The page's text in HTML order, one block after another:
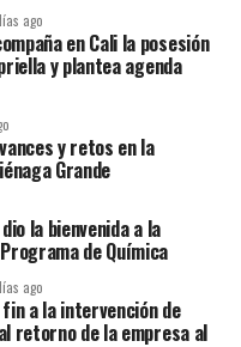
ago
en Cali la posesión
y plantea agenda
y retos en la
Grande
la bienvenida a la
de Química
ago
a la intervención de
retorno de la empresa al